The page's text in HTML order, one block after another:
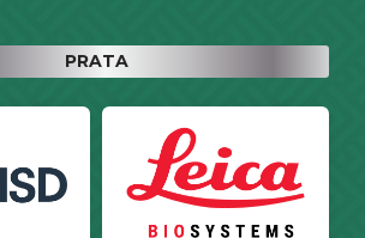
PRATA